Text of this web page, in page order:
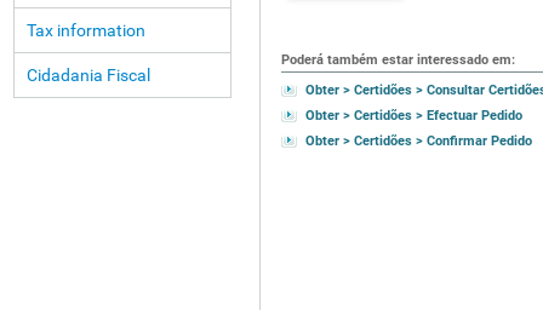
Tax information
Cidadania Fiscal
Poderá também estar interessado em:
Obter > Certidões > Consultar
Obter > Certidões > Efectuar Pedido
Obter > Certidões > Confirmar Pedido